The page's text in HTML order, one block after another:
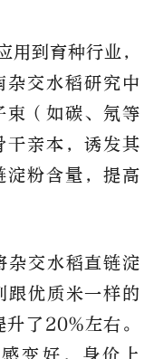
用到育种行业，
交水稻研究中
束（如碳、氖等
干亲本，诱发其
淀粉含量，提高
杂交水稻直链淀
跟优质米一样的
了20%左右。
变好，身价上